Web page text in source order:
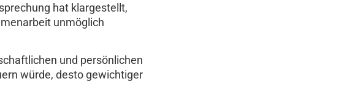
hat klargestellt,
unmöglich
und persönlichen
würde, desto gewichtiger